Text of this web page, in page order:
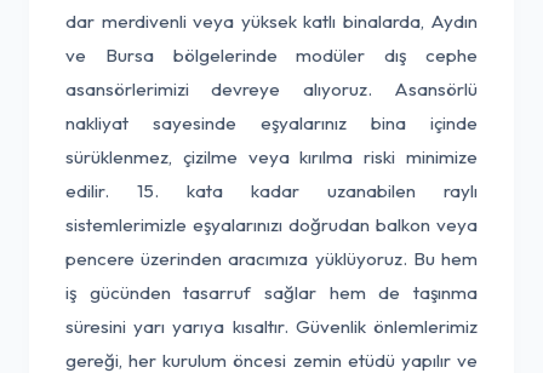
dar merdivenli veya yüksek katlı binalarda, Aydın
ve Bursa bölgelerinde modüler dış cephe
asansörlerimizi devreye alıyoruz. Asansörlü
nakliyat sayesinde eşyalarınız bina içinde
sürüklenmez, çizilme veya kırılma riski minimize
edilir. 15. kata kadar uzanabilen raylı
sistemlerimizle eşyalarınızı doğrudan balkon veya
pencere üzerinden aracımıza yüklüyoruz. Bu hem
iş gücünden tasarruf sağlar hem de taşınma
süresini yarı yarıya kısaltır. Güvenlik önlemlerimiz
gereği, her kurulum öncesi zemin etüdü yapılır ve